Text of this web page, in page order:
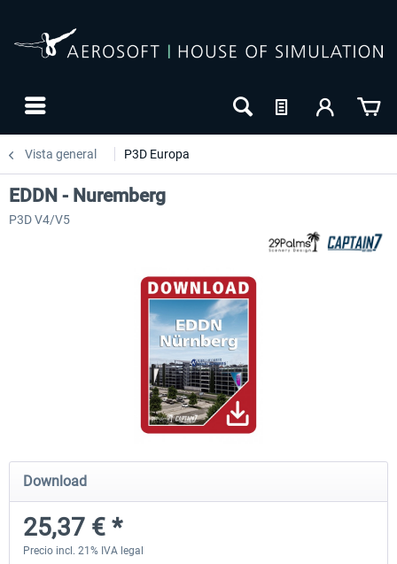
Vista general P3D Europa
Hamburg-Finkenwerder
12,10 € *
Madeira X Evolution
EDDN - Nuremberg
P3D V4/V5
Download
25,37 € *
Precio incl. 21% IVA legal